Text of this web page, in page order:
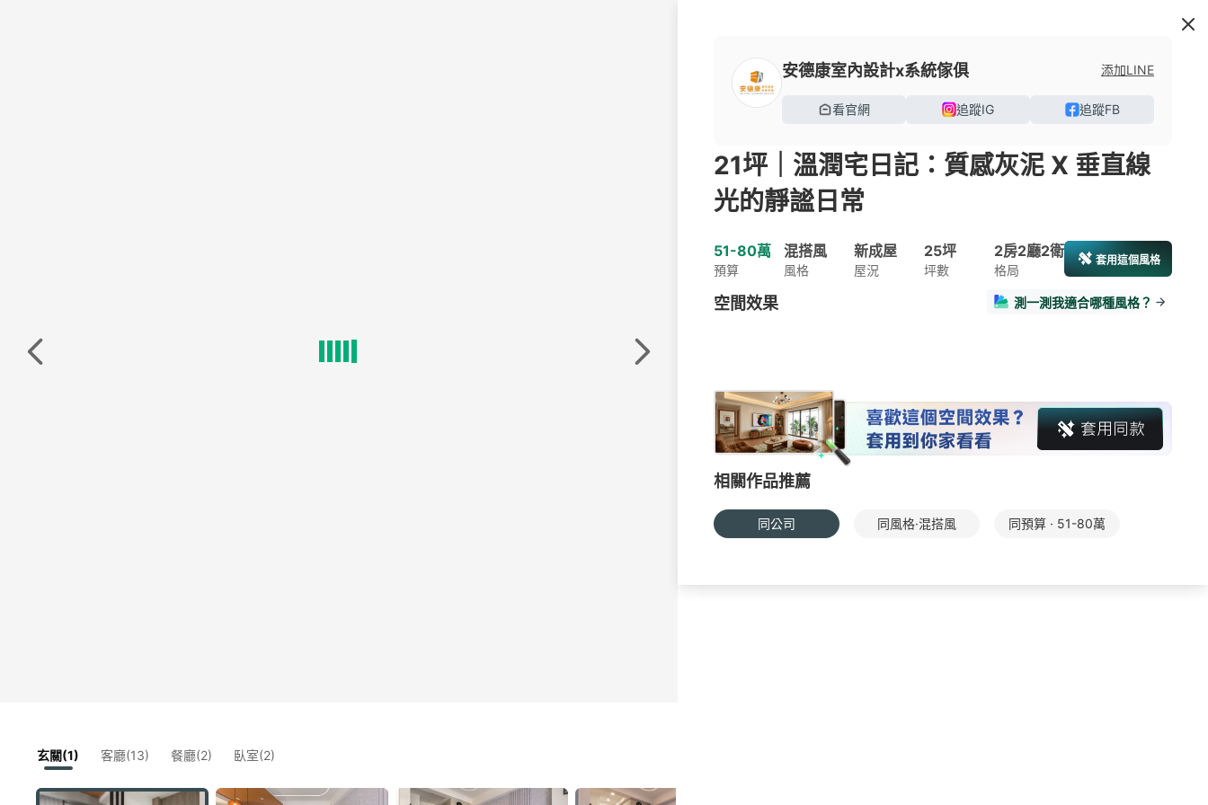
玄關(1) 客廳(13) 餐廳(2) 臥室(2)
安德康室內設計x系統傢俱 添加LINE
看官網 追蹤IG 追蹤FB
21坪｜溫潤宅日記：質感灰泥 X 垂直線
光的靜謐日常
51-80萬
預算
混搭風
風格
新成屋
屋況
25坪
坪數
2房2廳2衛
格局
套用這個風格
空間效果 測一測我適合哪種風格？
相關作品推薦
同公司 同風格·混搭風 同預算 · 51-80萬